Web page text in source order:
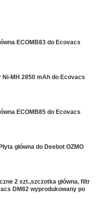
ECOMB83 do Ecovacs
MH 2850 mAh do Ecovacs
ECOMB85 do Ecovacs
główna do Deebot OZMO
2 szt.,szczotka główna, filtr
DM82 wyprodukowany po